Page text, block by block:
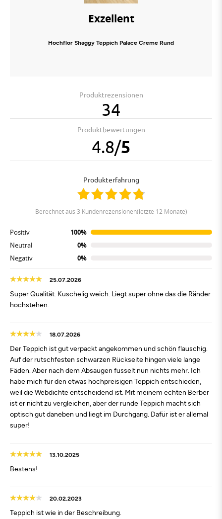
Exzellent
Hochflor Shaggy Teppich Palace Creme Rund
Produktrezensionen
34
Produktbewertungen
4.8/5
Produkterfahrung
berechnet aus 3 Kundenrezensionen(letzte 12 Monate)
Positiv
100%
Neutral
0%
Negativ
0%
25.07.2026
Super Qualität. Kuschelig weich. Liegt super ohne das die Ränder
hochstehen.
18.07.2026
Der Teppich ist gut verpackt angekommen und schön flauschig.
Auf der rutschfesten schwarzen Rückseite hingen viele lange
Fäden. Aber nach dem Absaugen fusselt nun nichts mehr. Ich
habe mich für den etwas hochpreisigen Teppich entschieden,
weil die Webdichte entscheidend ist. Mit meinem echten Berber
ist er nicht zu vergleichen, aber der runde Teppich macht sich
optisch gut daneben und liegt im Durchgang. Dafür ist er allemal
super!
13.10.2025
Bestens!
20.02.2023
Teppich ist wie in der Beschreibung.